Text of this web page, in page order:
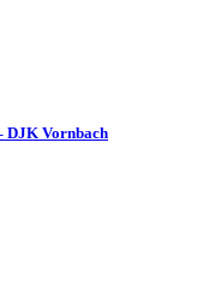
DJK Vornbach